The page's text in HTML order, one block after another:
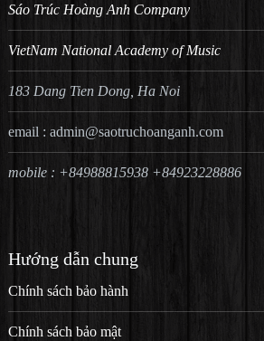
Sáo Trúc Hoàng Anh Company
VietNam National Academy of Music
183 Dang Tien Dong, Ha Noi
email : admin@saotruchoanganh.com
mobile : +84988815938 +84923228886
Hướng dẫn chung
Chính sách bảo hành
Chính sách bảo mật